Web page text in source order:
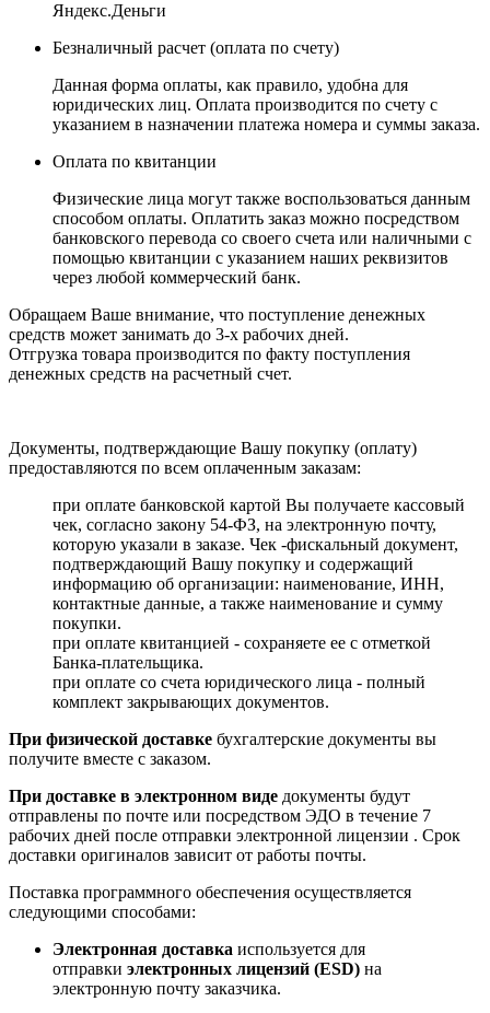
Яндекс.Деньги
Безналичный расчет (оплата по счету)
Данная форма оплаты, как правило, удобна для
юридических лиц. Оплата производится по счету с
указанием в назначении платежа номера и суммы заказа.
Оплата по квитанции
Физические лица могут также воспользоваться данным
способом оплаты. Оплатить заказ можно посредством
банковского перевода со своего счета или наличными с
помощью квитанции с указанием наших реквизитов
через любой коммерческий банк.
Обращаем Ваше внимание, что поступление денежных
средств может занимать до 3-х рабочих дней.
Отгрузка товара производится по факту поступления
денежных средств на расчетный счет.
Документы, подтверждающие Вашу покупку (оплату)
предоставляются по всем оплаченным заказам:
при оплате банковской картой Вы получаете кассовый
чек, согласно закону 54-ФЗ, на электронную почту,
которую указали в заказе. Чек -фискальный документ,
подтверждающий Вашу покупку и содержащий
информацию об организации: наименование, ИНН,
контактные данные, а также наименование и сумму
покупки.
при оплате квитанцией - сохраняете ее с отметкой
Банка-плательщика.
при оплате со счета юридического лица - полный
комплект закрывающих документов.
При физической доставке бухгалтерские документы вы
получите вместе с заказом.
При доставке в электронном виде документы будут
отправлены по почте или посредством ЭДО в течение 7
рабочих дней после отправки электронной лицензии . Срок
доставки оригиналов зависит от работы почты.
Поставка программного обеспечения осуществляется
следующими способами:
Электронная доставка используется для
отправки электронных лицензий (ESD) на
электронную почту заказчика.